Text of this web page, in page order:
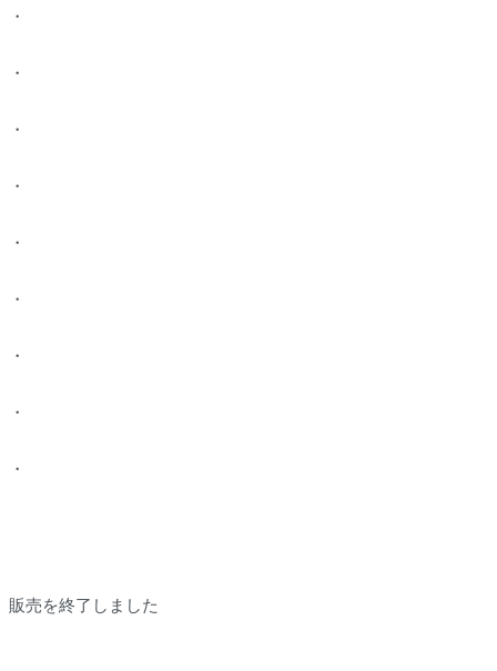
・
・
・
・
・
・
・
・
・
販売を終了しました